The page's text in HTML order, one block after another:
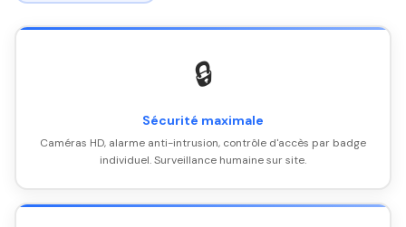
🔒
Sécurité maximale
Caméras HD, alarme anti-intrusion, contrôle d'accès par badge
individuel. Surveillance humaine sur site.